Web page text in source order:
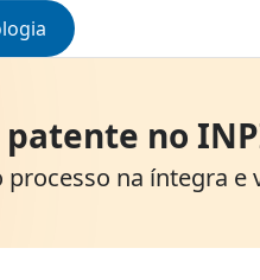
patente no
processo na íntegra